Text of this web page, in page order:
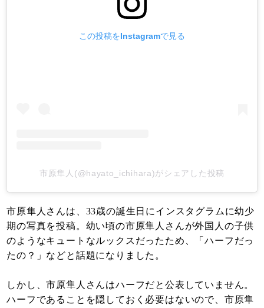
この投稿をInstagramで見る
市原隼人(@hayato_ichihara)がシェアした投稿
市原隼人さんは、33歳の誕生日にインスタグラムに幼少
期の写真を投稿。幼い頃の市原隼人さんが外国人の子供
のようなキュートなルックスだったため、「ハーフだっ
たの？」などと話題になりました。
しかし、市原隼人さんはハーフだと公表していません。
ハーフであることを隠しておく必要はないので、市原隼